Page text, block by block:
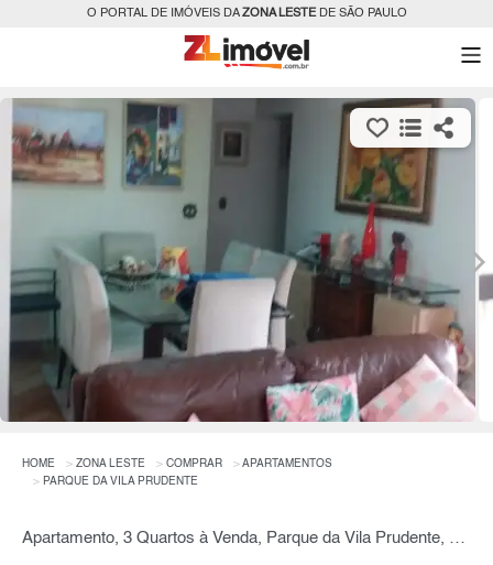
O PORTAL DE IMÓVEIS DAZONA LESTEDE SÃO PAULO
HOME ZONA LESTE COMPRAR
APARTAMENTOS
PARQUE DA VILA PRUDENTE
Apartamento, 3 Quartos à Venda, Parque da Vila Prudente, 94 m² por R$ 769.000,00